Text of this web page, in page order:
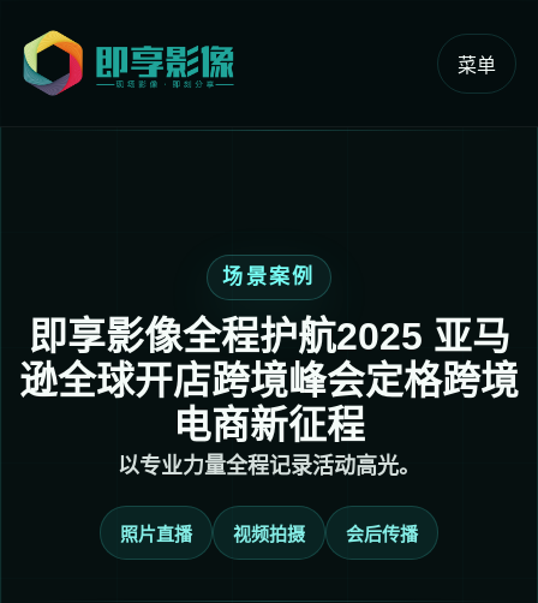
菜单
场景案例
即享影像全程护航2025 亚马
逊全球开店跨境峰会定格跨境
电商新征程
以专业力量全程记录活动高光。
照片直播 视频拍摄 会后传播